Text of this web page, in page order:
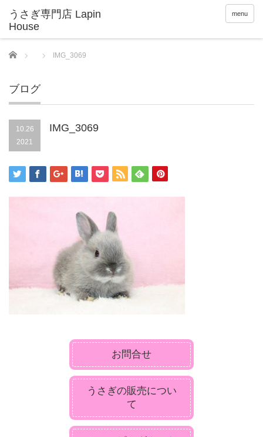
menu
Home IMG_3069
ブログ
10.26
2021
IMG_3069
お問合せ
うさぎの販売につい
て